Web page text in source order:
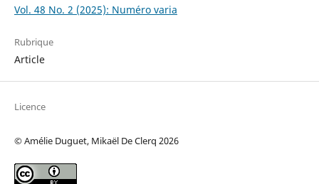
Vol. 48 No. 2 (2025): Numéro varia
Rubrique
Article
Licence
© Amélie Duguet, Mikaël De Clerq 2026